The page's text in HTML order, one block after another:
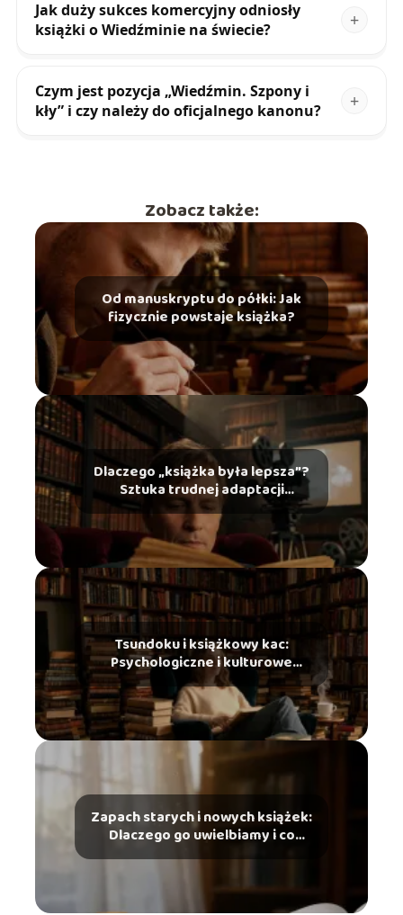
Jak duży sukces komercyjny odniosły
książki o Wiedźminie na świecie?
Czym jest pozycja „Wiedźmin. Szpony i
kły” i czy należy do oficjalnego kanonu?
Zobacz także:
Od manuskryptu do półki: Jak
fizycznie powstaje książka?
Dlaczego „książka była lepsza”?
Sztuka trudnej adaptacji
literackiej na ekran
Tsundoku i książkowy kac:
Psychologiczne i kulturowe
zjawiska ze świata czytelników
Zapach starych i nowych książek:
Dlaczego go uwielbiamy i co
mówi o tym chemia?